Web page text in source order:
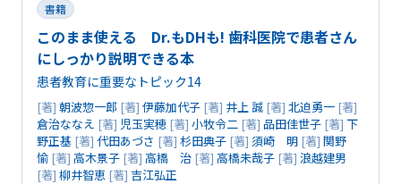
書籍
このまま使える Dr.もDHも! 歯科医院で患者さん
にしっかり説明できる本
患者教育に重要なトピック14
[著] 朝波惣一郎 [著] 伊藤加代子 [著] 井上 誠 [著] 北迫勇一 [著]
倉治ななえ [著] 児玉実穂 [著] 小牧令二 [著] 品田佳世子 [著] 下
野正基 [著] 代田あづさ [著] 杉田典子 [著] 須崎 明 [著] 関野
愉 [著] 高木景子 [著] 高橋 治 [著] 高橋未哉子 [著] 浪越建男
[著] 柳井智恵 [著] 吉江弘正